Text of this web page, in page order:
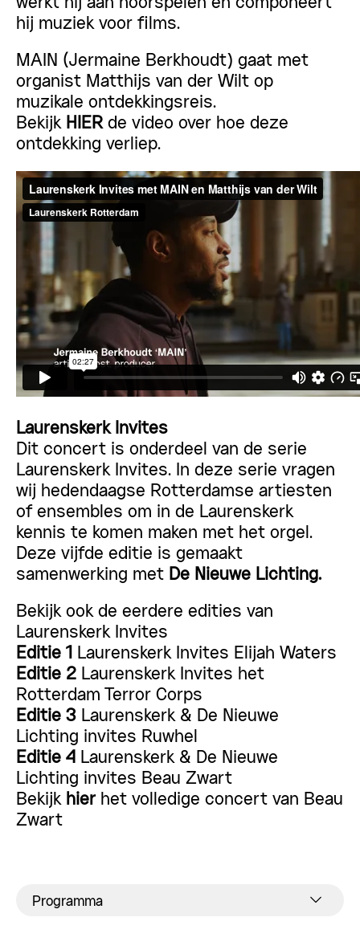
werkt hij aan hoorspelen en componeert
hij muziek voor films.
MAIN (Jermaine Berkhoudt) gaat met
organist Matthijs van der Wilt op
muzikale ontdekkingsreis.
BekijkHIERde video over hoe deze
ontdekking verliep.
Laurenskerk Invites
Dit concert is onderdeel van de serie
Laurenskerk Invites. In deze serie vragen
wij hedendaagse Rotterdamse artiesten
of ensembles om in de Laurenskerk
kennis te komen maken met het orgel.
Deze vijfde editie is gemaakt
samenwerking met De Nieuwe Lichting.
Bekijk ook de eerdere edities van
Laurenskerk Invites
Editie 1
Laurenskerk Invites Elijah Waters
Editie 2 Laurenskerk Invites het
Rotterdam Terror Corps
Editie 3 Laurenskerk & De Nieuwe
Lichting invites Ruwhel
Editie 4 Laurenskerk & De Nieuwe
Lichting invites Beau Zwart
Bekijk hier het volledige concert van Beau
Zwart
Programma